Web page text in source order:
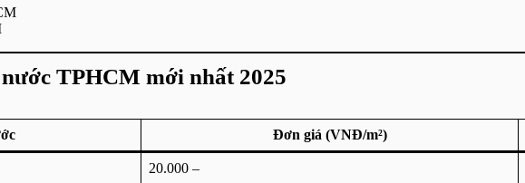
TPHCM mới nhất 2025
Đơn giá (VNĐ/m²)
20.000 –